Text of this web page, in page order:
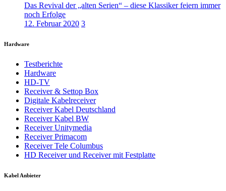
Das Revival der „alten Serien“ – diese Klassiker feiern immer
noch Erfolge
12. Februar 2020 3
Hardware
Testberichte
Hardware
HD-TV
Receiver & Settop Box
Digitale Kabelreceiver
Receiver Kabel Deutschland
Receiver Kabel BW
Receiver Unitymedia
Receiver Primacom
Receiver Tele Columbus
HD Receiver und Receiver mit Festplatte
Kabel Anbieter